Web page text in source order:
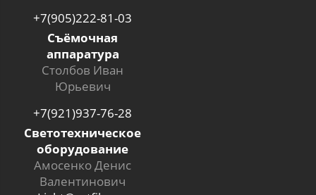
+7(905)222-81-03
Съёмочная
аппаратура
Столбов Иван
Юрьевич
+7(921)937-76-28
Светотехническое
оборудование
Амосенко Денис
Валентинович